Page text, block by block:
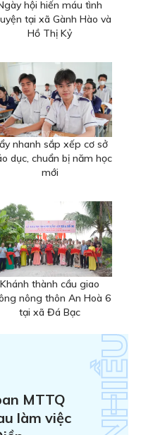
hội hiến máu tình
tại xã Gành Hào và
Hồ Thị Kỷ
nhanh sắp xếp cơ sở
dục, chuẩn bị năm học
mới
Khánh thành cầu giao
nông thôn An Hoà 6
tại xã Đá Bạc
MTTQ
làm việc